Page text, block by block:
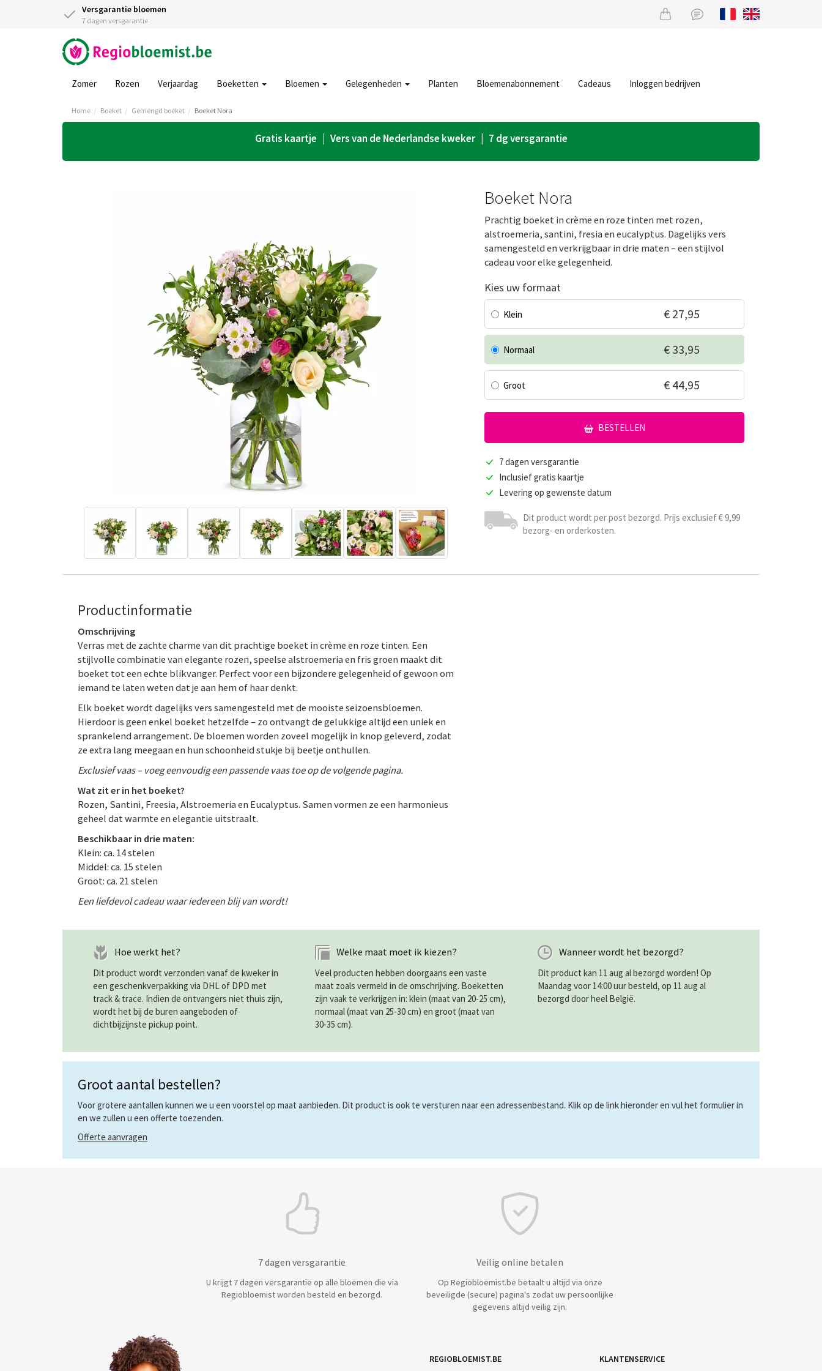
Versgarantie bloemen
7 dagen versgarantie
Zomer Rozen Verjaardag Boeketten Bloemen Gelegenheden Planten Bloemenabonnement Cadeaus Inloggen bedrijven
Home Boeket Gemengd boeket Boeket Nora
Gratis kaartje | Vers van de Nederlandse kweker | 7 dg versgarantie
Boeket Nora
Prachtig boeket in crème en roze tinten met rozen,
alstroemeria, santini, fresia en eucalyptus. Dagelijks vers
samengesteld en verkrijgbaar in drie maten – een stijlvol
cadeau voor elke gelegenheid.
Kies uw formaat
Klein € 27,95
Normaal € 33,95
Groot € 44,95
BESTELLEN
7 dagen versgarantie
Inclusief gratis kaartje
Levering op gewenste datum
Dit product wordt per post bezorgd. Prijs exclusief € 9,99
bezorg- en orderkosten.
Productinformatie
Omschrijving
Verras met de zachte charme van dit prachtige boeket in crème en roze tinten. Een
stijlvolle combinatie van elegante rozen, speelse alstroemeria en fris groen maakt dit
boeket tot een echte blikvanger. Perfect voor een bijzondere gelegenheid of gewoon om
iemand te laten weten dat je aan hem of haar denkt.
Elk boeket wordt dagelijks vers samengesteld met de mooiste seizoensbloemen.
Hierdoor is geen enkel boeket hetzelfde – zo ontvangt de gelukkige altijd een uniek en
sprankelend arrangement. De bloemen worden zoveel mogelijk in knop geleverd, zodat
ze extra lang meegaan en hun schoonheid stukje bij beetje onthullen.
Exclusief vaas – voeg eenvoudig een passende vaas toe op de volgende pagina.
Wat zit er in het boeket?
Rozen, Santini, Freesia, Alstroemeria en Eucalyptus. Samen vormen ze een harmonieus
geheel dat warmte en elegantie uitstraalt.
Beschikbaar in drie maten:
Klein: ca. 14 stelen
Middel: ca. 15 stelen
Groot: ca. 21 stelen
Een liefdevol cadeau waar iedereen blij van wordt!
Hoe werkt het?
Dit product wordt verzonden vanaf de kweker in
een geschenkverpakking via DHL of DPD met
track & trace. Indien de ontvangers niet thuis zijn,
wordt het bij de buren aangeboden of
dichtbijzijnste pickup point.
Welke maat moet ik kiezen?
Veel producten hebben doorgaans een vaste
maat zoals vermeld in de omschrijving. Boeketten
zijn vaak te verkrijgen in: klein (maat van 20-25 cm),
normaal (maat van 25-30 cm) en groot (maat van
30-35 cm).
Wanneer wordt het bezorgd?
Dit product kan 11 aug al bezorgd worden! Op
Maandag voor 14:00 uur besteld, op 11 aug al
bezorgd door heel België.
Groot aantal bestellen?
Voor grotere aantallen kunnen we u een voorstel op maat aanbieden. Dit product is ook te versturen naar een adressenbestand. Klik op de link hieronder en vul het formulier in
en we zullen u een offerte toezenden.
Offerte aanvragen
7 dagen versgarantie
U krijgt 7 dagen versgarantie op alle bloemen die via
Regiobloemist worden besteld en bezorgd.
Veilig online betalen
Op Regiobloemist.be betaalt u altijd via onze
beveiligde (secure) pagina's zodat uw persoonlijke
gegevens altijd veilig zijn.
REGIOBLOEMIST.BE KLANTENSERVICE